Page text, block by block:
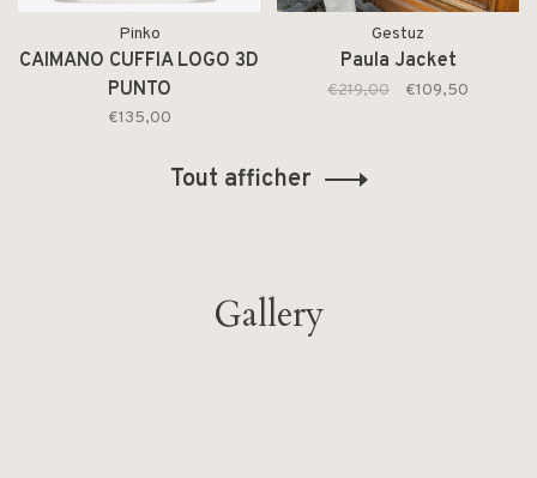
Pinko
CAIMANO CUFFIA LOGO 3D
PUNTO
€135,00
Gestuz
Paula Jacket
€219,00 €109,50
Tout afficher
Gallery